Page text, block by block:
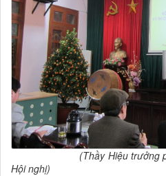
(Thầy Hiệu trưởng phát
Hội nghị)